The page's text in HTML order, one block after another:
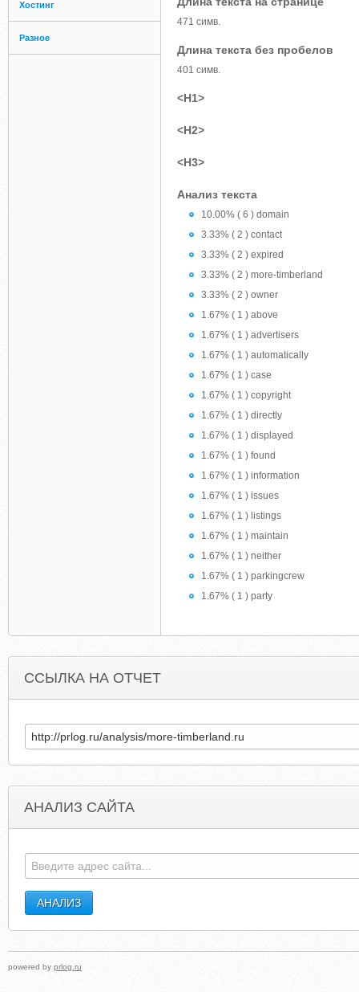
Хостинг
Разное
471 симв.
Длина текста без пробелов
401 симв.
<H1>
<H2>
<H3>
Анализ текста
10.00% ( 6 ) domain
3.33% ( 2 ) contact
3.33% ( 2 ) expired
3.33% ( 2 ) more-timberland
3.33% ( 2 ) owner
1.67% ( 1 ) above
1.67% ( 1 ) advertisers
1.67% ( 1 ) automatically
1.67% ( 1 ) case
1.67% ( 1 ) copyright
1.67% ( 1 ) directly
1.67% ( 1 ) displayed
1.67% ( 1 ) found
1.67% ( 1 ) information
1.67% ( 1 ) issues
1.67% ( 1 ) listings
1.67% ( 1 ) maintain
1.67% ( 1 ) neither
1.67% ( 1 ) parkingcrew
1.67% ( 1 ) party
ССЫЛКА НА ОТЧЕТ
АНАЛИЗ САЙТА
powered by prlog.ru